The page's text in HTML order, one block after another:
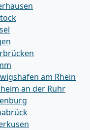
am Rhein
an der Ruhr